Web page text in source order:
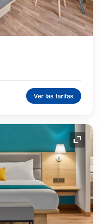
Ver las tarifas
Icono